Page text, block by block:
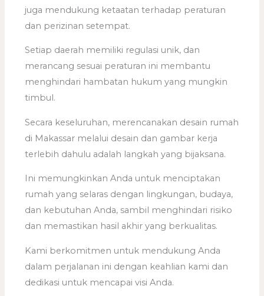
juga mendukung ketaatan terhadap peraturan
dan perizinan setempat.
Setiap daerah memiliki regulasi unik, dan
merancang sesuai peraturan ini membantu
menghindari hambatan hukum yang mungkin
timbul.
Secara keseluruhan, merencanakan desain rumah
di Makassar melalui desain dan gambar kerja
terlebih dahulu adalah langkah yang bijaksana.
Ini memungkinkan Anda untuk menciptakan
rumah yang selaras dengan lingkungan, budaya,
dan kebutuhan Anda, sambil menghindari risiko
dan memastikan hasil akhir yang berkualitas.
Kami berkomitmen untuk mendukung Anda
dalam perjalanan ini dengan keahlian kami dan
dedikasi untuk mencapai visi Anda.